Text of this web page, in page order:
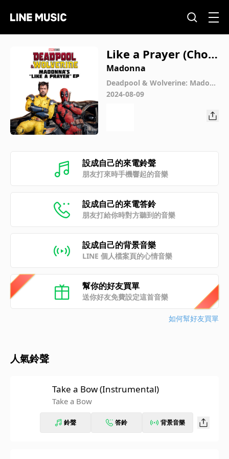
Like a Prayer (Choir
Version From “Dead
pool & Wolverine”)
Madonna
Deadpool & Wolverine: Madonn
a's "Like a Prayer" EP
2024-08-09
設成自己的來電鈴聲
朋友打來時手機響起的音樂
設成自己的來電答鈴
朋友打給你時對方聽到的音樂
設成自己的背景音樂
LINE 個人檔案頁的心情音樂
幫你的好友買單
送你好友免費設定這首音樂
如何幫好友買單
人氣鈴聲
Take a Bow (Instrumental)
Take a Bow
鈴聲 答鈴 背景音樂